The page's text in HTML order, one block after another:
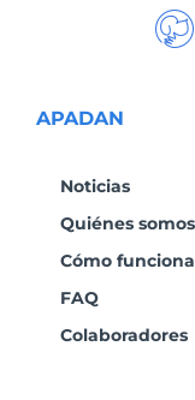
APADAN
Noticias
Quiénes somos
Cómo
FAQ
Colaboradores